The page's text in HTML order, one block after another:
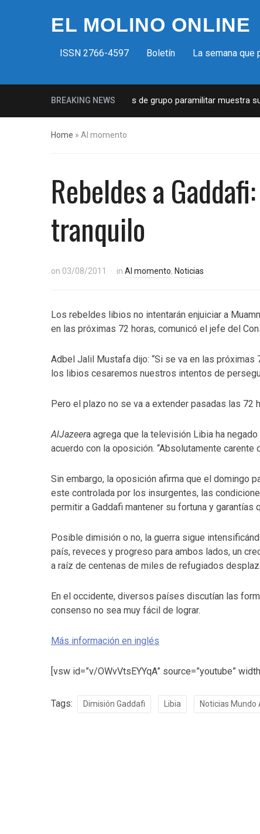
EL MOLINO ONLINE
ISSN 2766-4597 Boletín La semana que
BREAKING NEWS
en EUA: Lista de miembros de grupo paramilitar muestra su
Home » Al momento
Rebeldes a
tranquilo
on 03/08/2011 in Al momento, Noticias
Los rebeldes libios no intentarán enjuiciar a
en las próximas 72 horas, comunicó el jefe del
Adbel Jalil Mustafa dijo: “Si se va en las
los libios cesaremos nuestros intentos de
Pero el plazo no se va a extender pasadas las 72
AlJazeera agrega que la televisión Libia ha
acuerdo con la oposición. “Absolutamente carente
Sin embargo, la oposición afirma que el domingo
este controlada por los insurgentes, las
permitir a Gaddafi mantener su fortuna y garantías
Posible dimisión o no, la guerra sigue
país, reveces y progreso para ambos lados, un
a raíz de centenas de miles de refugiados
En el occidente, diversos países discutían las
consenso no sea muy fácil de lograr.
Más información en inglés
[vsw id=”v/OWvVtsEYYqA” source=”youtube”
Tags: Dimisión Gaddafi Libia Noticias Mundo